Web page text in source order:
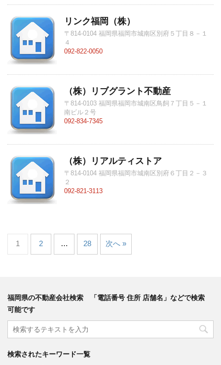
リンク福岡（株）
〒814-0104 福岡県福岡市城南区別府５丁目８－１
４
092-822-0050
（株）リブグラント不動産
〒814-0103 福岡県福岡市城南区鳥飼７丁目５－１
南ビル２号
092-834-7345
（株）リアルティストア
〒814-0104 福岡県福岡市城南区別府６丁目２－３
２
092-821-3113
1 2 … 28 次へ »
福岡県の不動産会社検索 「電話番号 住所 店舗名」などで検索
可能です
検索されたキーワード一覧